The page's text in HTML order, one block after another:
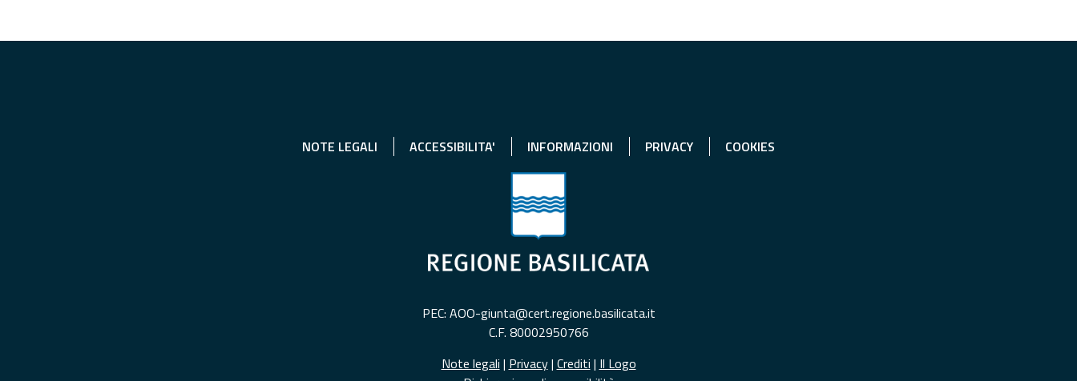
NOTE LEGALI ACCESSIBILITA' INFORMAZIONI PRIVACY COOKIES
PEC: AOO-giunta@cert.regione.basilicata.it
C.F. 80002950766
Note legali | Privacy| Crediti | Il Logo